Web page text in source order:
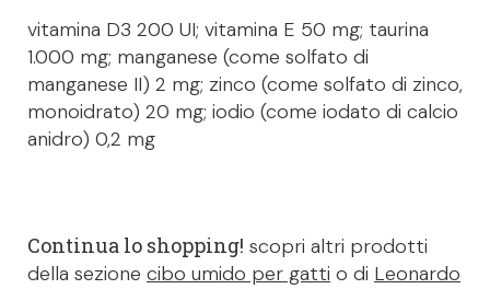
vitamina D3 200 UI; vitamina E 50 mg; taurina
1.000 mg; manganese (come solfato di
manganese II) 2 mg; zinco (come solfato di zinco,
monoidrato) 20 mg; iodio (come iodato di calcio
anidro) 0,2 mg
Continua lo shopping! scopri altri prodotti
della sezione cibo umido per gatti o di Leonardo